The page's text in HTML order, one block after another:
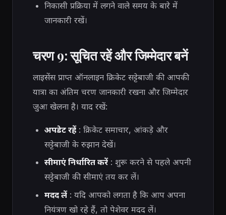
निकासी प्रक्रिया में लगने वाले समय के बारे में
जानकारी रखें।
चरण 9: सूचित रहें और जिम्मेदार बनें
लाइसेंस प्राप्त ऑनलाइन क्रिकेट सट्टेबाजी की आपकी
यात्रा का अंतिम चरण जानकारी रखना और जिम्मेदार
जुआ खेलना है। याद रखें:
अपडेट रहें: क्रिकेट समाचार, आंकड़े और
सट्टेबाजी के रुझान देखें।
सीमाएं निर्धारित करें: शुरू करने से पहले अपनी
सट्टेबाजी की सीमाएं तय कर लें।
मदद लें: यदि आपको लगता है कि आप अपना
नियंत्रण खो रहे हैं, तो पेशेवर मदद लें।